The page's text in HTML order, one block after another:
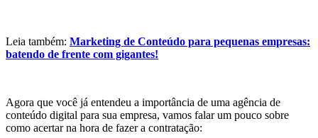
Leia também: Marketing de Conteúdo para pequenas empresas:
batendo de frente com gigantes!
Agora que você já entendeu a importância de uma agência de
conteúdo digital para sua empresa, vamos falar um pouco sobre
como acertar na hora de fazer a contratação: